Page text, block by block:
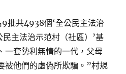
批共4938個‘全公民主法治
民主法治示范村（社區）’基
一套勢利無情的一代，父母
被他們的虛偽所欺騙。”村規